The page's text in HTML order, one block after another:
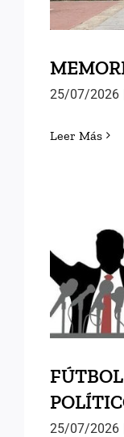
25/07/2026
Leer Más
25/07/2026